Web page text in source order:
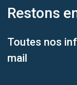
Restons
Toutes nos
mail